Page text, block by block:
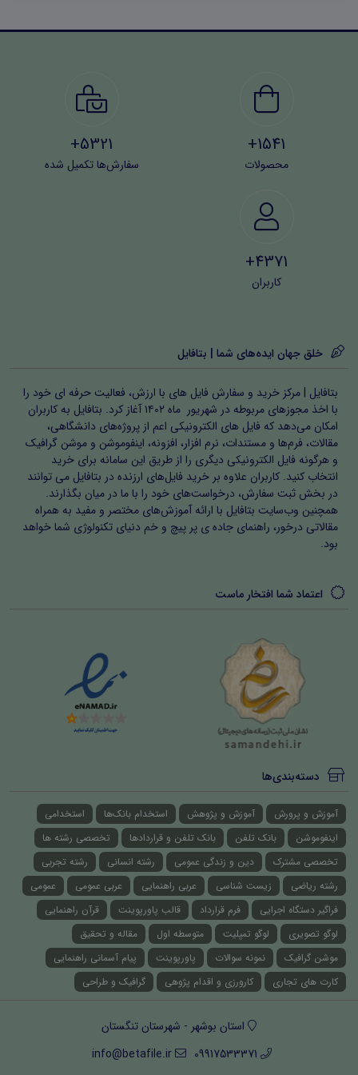
1541+
محصولات
5321+
سفارش‌ها تکمیل شده
4371+
کاربران
خلق جهان ایده‌های شما | بتافایل
بتافایل | مرکز خرید و سفارش فایل های با ارزش، فعالیت حرفه ای خود را
با اخذ مجوزهای مربوطه در شهریور ماه ۱۴۰۲ آغاز کرد. بتافایل به کاربران
امکان می‌دهد که فایل های الکترونیکی اعم از پروژه‌های دانشگاهی،
مقالات، فرم‌ها و مستندات، نرم افزار، افزونه، اینفوموشن و موشن گرافیک
و هرگونه فایل الکترونیکی دیگری را از طریق این سامانه برای خرید
انتخاب کنید. کاربران علاوه بر خرید فایل‌های ارزنده در بتافایل می توانند
در بخش ثبت سفارش، درخواست‌های خود را با ما در میان بگذارند.
همچنین وب‌سایت بتافایل با ارائه آموزش‌های مختصر و مفید به همراه
مقالاتی درخور، راهنمای جاده ی پر پیچ و خم دنیای تکنولوژی شما خواهد
بود.
اعتماد شما افتخار ماست
دسته‌بندی‌ها
آموزش و پرورش آموزش و پژوهش استخدام بانک‌ها
استخدامی
اینفوموشن
بانک تلفن بانک تلفن و قراردادها
تخصصی رشته ها
تخصصی مشترک
دین و زندگی عمومی رشته انسانی
رشته تجربی
رشته ریاضی
زیست شناسی عربی راهنمایی عربی عمومی
عمومی
فراگیر دستگاه اجرایی
فرم قرارداد قالب پاورپوینت
قرآن راهنمایی
لوگو تصویری
لوگو تمپلیت متوسطه اول
مقاله و تحقیق
موشن گرافیک
نمونه سوالات پاورپوینت
پیام آسمانی راهنمایی
کارت های تجاری
کارورزی و اقدام پژوهی گرافیک و طراحی
استان بوشهر - شهرستان تنگستان
09917533371
info@betafile.ir